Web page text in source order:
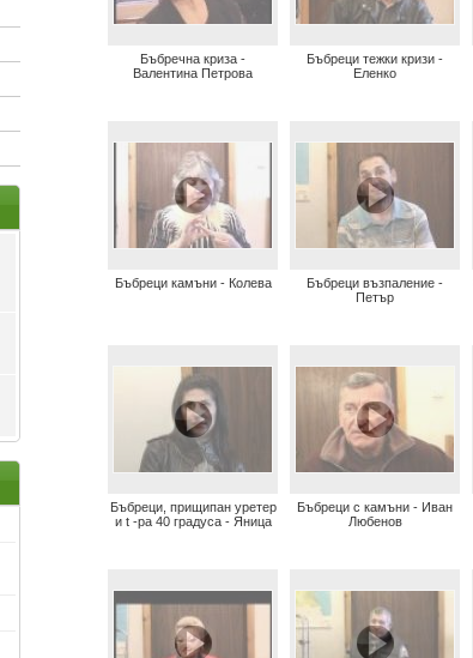
Бъбречна криза -
Валентина Петрова
Бъбреци тежки кризи -
Еленко
Бъбреци камъни - Колева
Бъбреци възпаление -
Петър
Бъбреци, прищипан уретер
и t -ра 40 градуса - Яница
Бъбреци с камъни - Иван
Любенов